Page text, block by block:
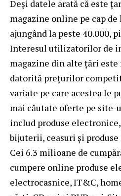
Deși datele arată că este
magazine online pe cap
ajungând la peste 40.000,
Interesul utilizatorilor de
magazine din alte țări
datorită prețurilor
variate pe care acestea le
mai căutate oferte pe
includ produse
bijuterii, ceasuri și produse
Cei 6.3 milioane de
cumpere online produse
electrocasnice, IT&C,